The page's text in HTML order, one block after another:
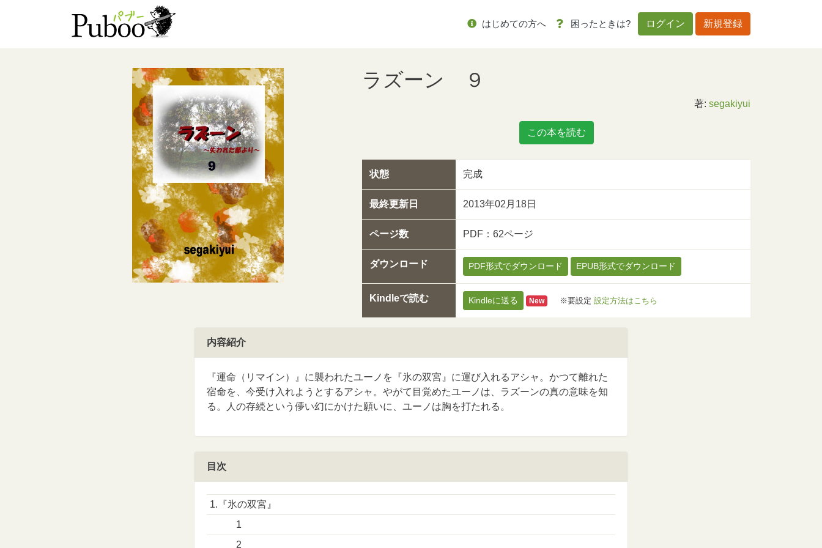
はじめての方へ 困ったときは? ログイン 新規登録
ラズーン ９
著: segakiyui
この本を読む
状態 完成
最終更新日 2013年02月18日
ページ数 PDF：62ページ
ダウンロード PDF形式でダウンロード EPUB形式でダウンロード
Kindleで読む Kindleに送る New ※要設定 設定方法はこちら
内容紹介
『運命（リマイン）』に襲われたユーノを『氷の双宮』に運び入れるアシャ。かつて離れた
宿命を、今受け入れようとするアシャ。やがて目覚めたユーノは、ラズーンの真の意味を知
る。人の存続という儚い幻にかけた願いに、ユーノは胸を打たれる。
目次
1.『氷の双宮』
1
2